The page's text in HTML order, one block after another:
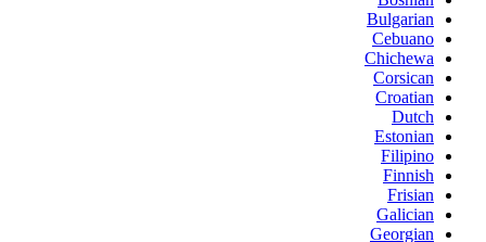
Bulgarian
Cebuano
Chichewa
Corsican
Croatian
Dutch
Estonian
Filipino
Finnish
Frisian
Galician
Georgian